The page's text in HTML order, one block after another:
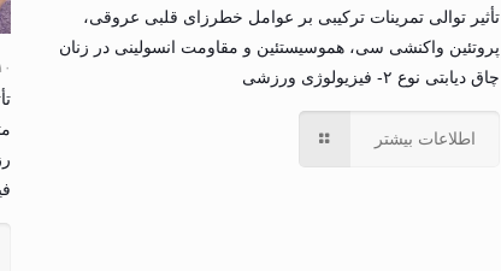
تأثیر توالی تمرینات ترکیبی بر عوامل خطرزای قلبی عروقی،
پروتئین واکنشی سی، هموسیستئین و مقاومت انسولینی در زنان
چاق دیابتی نوع ۲- فیزیولوژی ورزشی
اطلاعات بیشتر
۱۰